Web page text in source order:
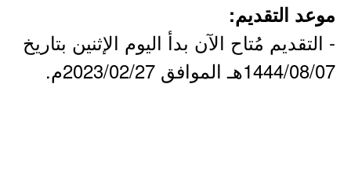
موعد التقديم:
- التقديم مُتاح الآن بدأ اليوم الإثنين بتاريخ
1444/08/07هـ الموافق 2023/02/27م.